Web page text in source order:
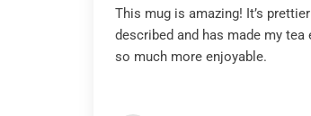
This mug is amazing! It’s
described and has made my tea
so much more enjoyable.